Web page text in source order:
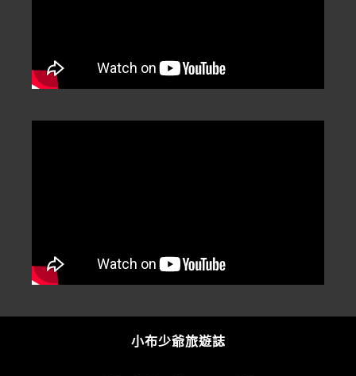
小布少爺旅遊誌